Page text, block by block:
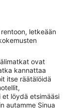
letkeään
ovat
kannattaa
itse räätälöidä
löydä etsimääsi
autamme Sinua